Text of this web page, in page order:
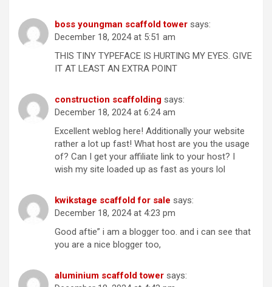
boss youngman scaffold tower says:
December 18, 2024 at 5:51 am
THIS TINY TYPEFACE IS HURTING MY EYES. GIVE
IT AT LEAST AN EXTRA POINT
construction scaffolding says:
December 18, 2024 at 6:24 am
Excellent weblog here! Additionally your website
rather a lot up fast! What host are you the usage
of? Can I get your affiliate link to your host? I
wish my site loaded up as fast as yours lol
kwikstage scaffold for sale says:
December 18, 2024 at 4:23 pm
Good aftie” i am a blogger too. and i can see that
you are a nice blogger too,
aluminium scaffold tower says: